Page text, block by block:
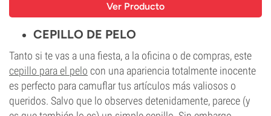
Ver Producto
CEPILLO DE PELO
Tanto si te vas a una fiesta, a la oficina o de compras, este
cepillo para el pelo con una apariencia totalmente inocente
es perfecto para camuflar tus artículos más valiosos o
queridos. Salvo que lo observes detenidamente, parece (y